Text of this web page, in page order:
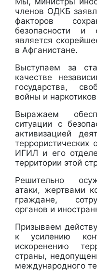
членов ОДКБ
факторов
безопасности и
является
в Афганистане.
Выступаем за
качестве
государства,
войны и
Выражаем
ситуации с
активизацией
террористических
ИГИЛ и его
территории этой
Решительно
атаки, жертвами
граждане,
органов и
Призываем
к усилению
искоренению
страны,
международного